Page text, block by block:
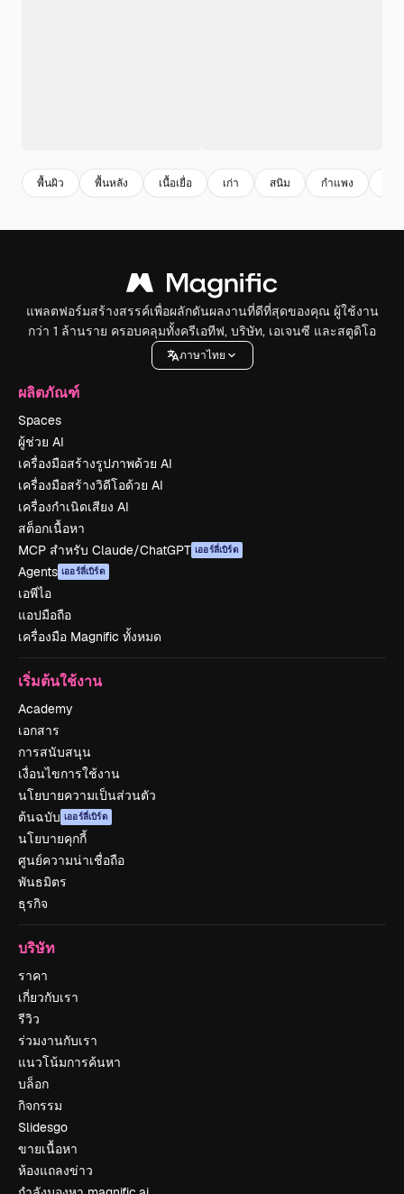
พื้นผิว พื้นหลัง เนื้อเยื่อ เก่า สนิม กําแพง
แพลตฟอร์มสร้างสรรค์เพื่อผลักดันผลงานที่ดีที่สุดของคุณ ผู้ใช้งาน
กว่า 1 ล้านราย ครอบคลุมทั้งครีเอทีฟ, บริษัท, เอเจนซี และสตูดิโอ
ภาษาไทย
ผลิตภัณฑ์
Spaces
ผู้ช่วย AI
เครื่องมือสร้างรูปภาพด้วย AI
เครื่องมือสร้างวิดีโอด้วย AI
เครื่องกำเนิดเสียง AI
สต็อกเนื้อหา
MCP สำหรับ Claude/ChatGPT เออร์ลี่เบิร์ด
Agents เออร์ลี่เบิร์ด
เอพีไอ
แอปมือถือ
เครื่องมือ Magnific ทั้งหมด
เริ่มต้นใช้งาน
Academy
เอกสาร
การสนับสนุน
เงื่อนไขการใช้งาน
นโยบายความเป็นส่วนตัว
ต้นฉบับ เออร์ลี่เบิร์ด
นโยบายคุกกี้
ศูนย์ความน่าเชื่อถือ
พันธมิตร
ธุรกิจ
บริษัท
ราคา
เกี่ยวกับเรา
รีวิว
ร่วมงานกับเรา
แนวโน้มการค้นหา
บล็อก
กิจกรรม
Slidesgo
ขายเนื้อหา
ห้องแถลงข่าว